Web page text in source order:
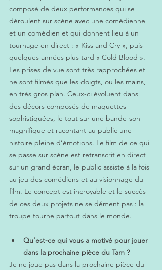
composé de deux performances qui se
déroulent sur scène avec une comédienne
et un comédien et qui donnent lieu à un
tournage en direct : « Kiss and Cry », puis
quelques années plus tard « Cold Blood ».
Les prises de vue sont très rapprochées et
ne sont filmés que les doigts, ou les mains,
en très gros plan. Ceux-ci évoluent dans
des décors composés de maquettes
sophistiquées, le tout sur une bande-son
magnifique et racontant au public une
histoire pleine d’émotions. Le film de ce qui
se passe sur scène est retranscrit en direct
sur un grand écran, le public assiste à la fois
au jeu des comédiens et au visionnage du
film. Le concept est incroyable et le succès
de ces deux projets ne se dément pas : la
troupe tourne partout dans le monde.
Qu’est-ce qui vous a motivé pour jouer
dans la prochaine pièce du Tam ?
Je ne joue pas dans la prochaine pièce du